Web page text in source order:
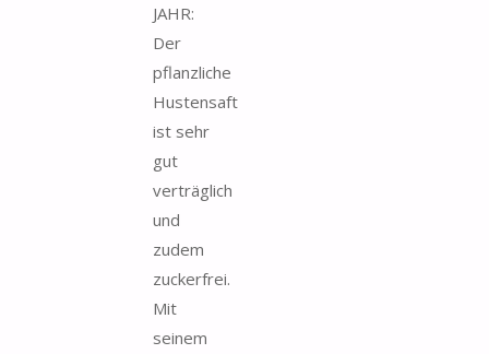
JAHR:
Der
pflanzliche
Hustensaft
ist sehr
gut
verträglich
und
zudem
zuckerfrei.
Mit
seinem